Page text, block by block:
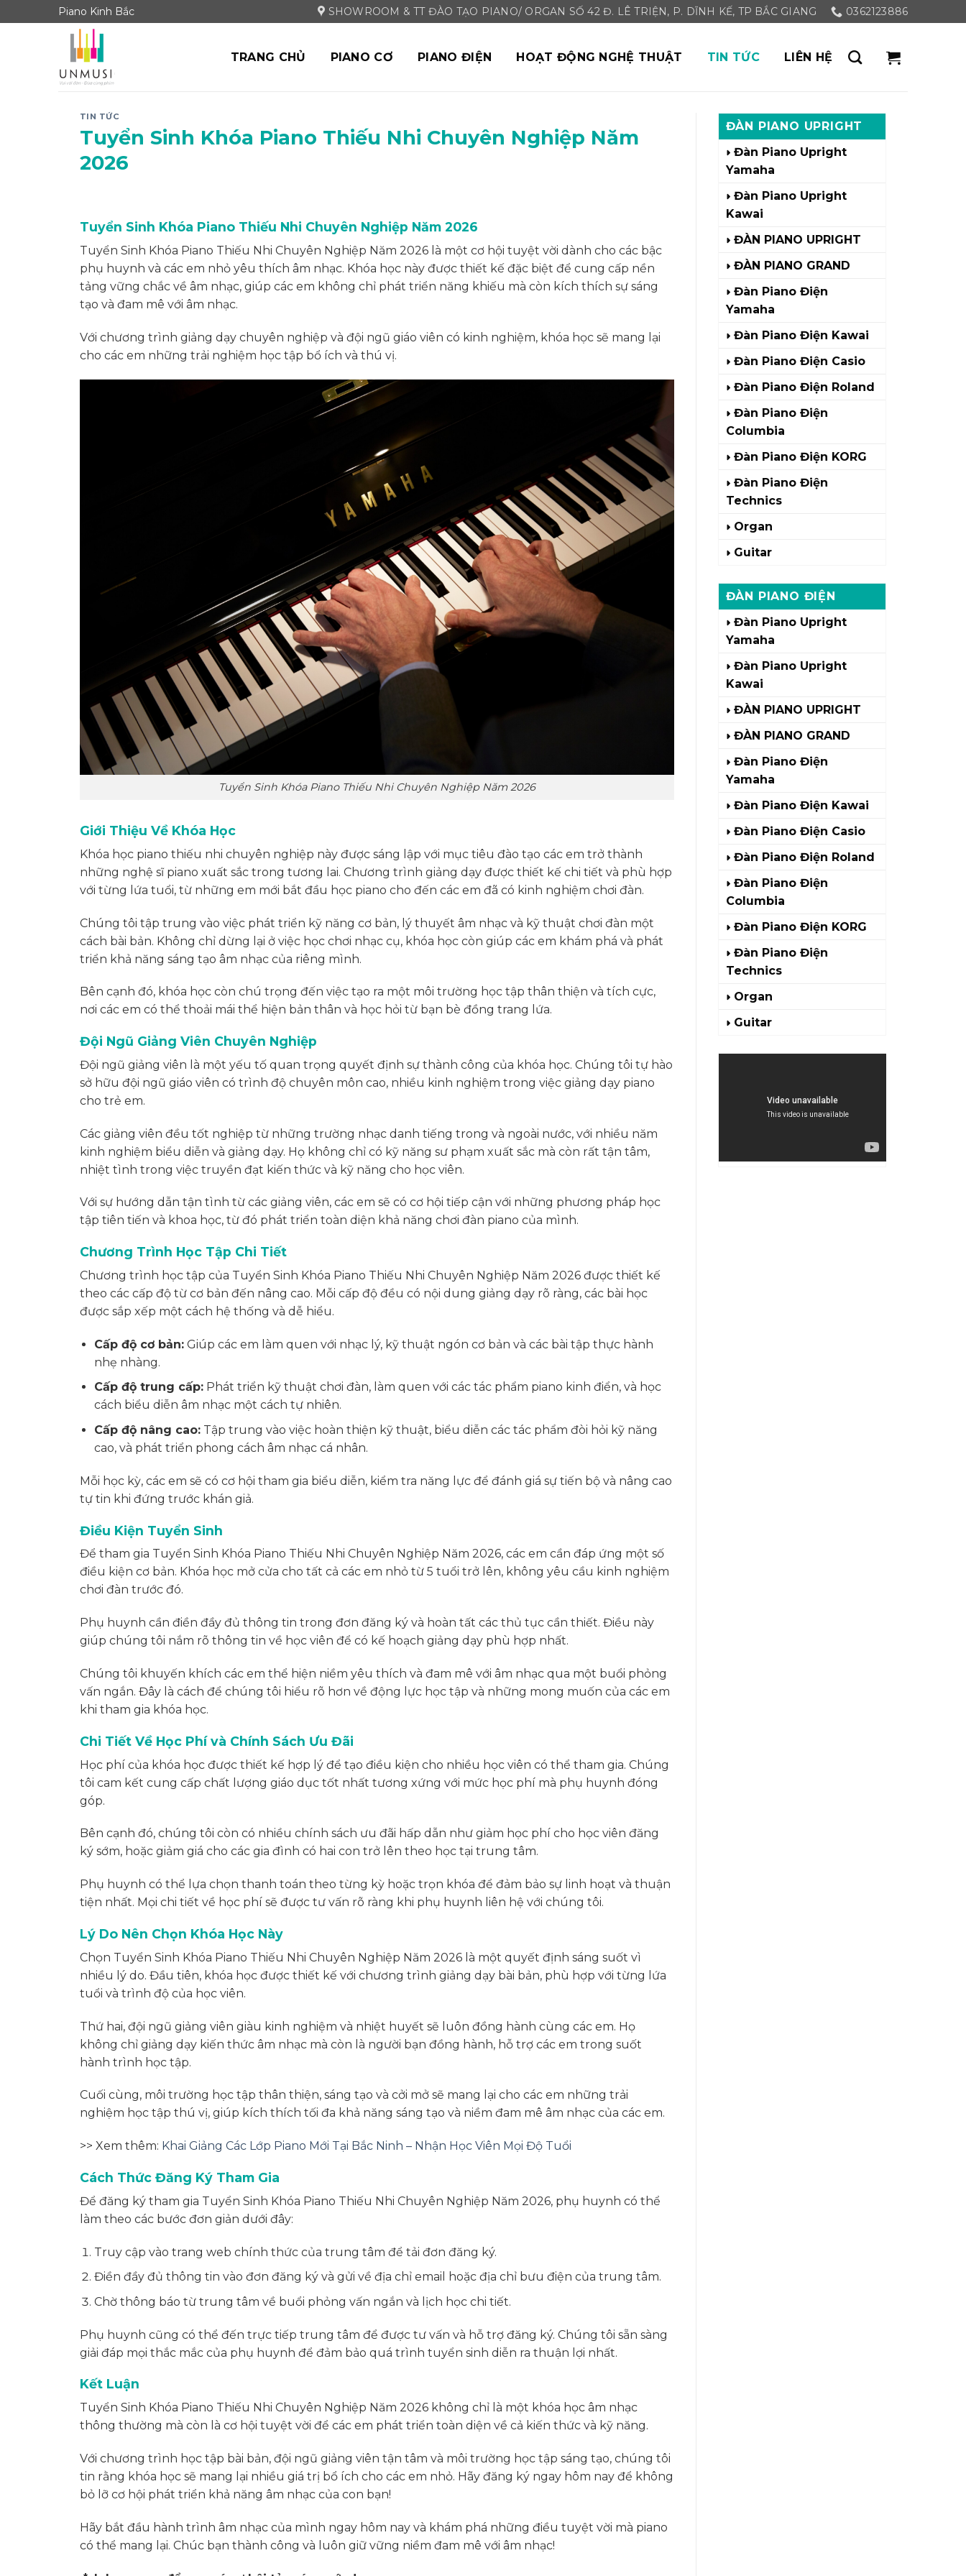
to
Piano Kinh Bắc SHOWROOM & TT ĐÀO TẠO PIANO/ ORGAN SỐ 42 Đ. LÊ TRIỆN, P. DĨNH KẾ, TP BẮC GIANG 0362123886
TRANG CHỦ PIANO CƠ PIANO ĐIỆN HOẠT ĐỘNG NGHỆ THUẬT TIN TỨC LIÊN HỆ
TIN TỨC
Tuyển Sinh Khóa Piano Thiếu Nhi Chuyên Nghiệp Năm
2026
Tuyển Sinh Khóa Piano Thiếu Nhi Chuyên Nghiệp Năm 2026
Tuyển Sinh Khóa Piano Thiếu Nhi Chuyên Nghiệp Năm 2026 là một cơ hội tuyệt vời dành cho các bậc
phụ huynh và các em nhỏ yêu thích âm nhạc. Khóa học này được thiết kế đặc biệt để cung cấp nền
tảng vững chắc về âm nhạc, giúp các em không chỉ phát triển năng khiếu mà còn kích thích sự sáng
tạo và đam mê với âm nhạc.
Với chương trình giảng dạy chuyên nghiệp và đội ngũ giáo viên có kinh nghiệm, khóa học sẽ mang lại
cho các em những trải nghiệm học tập bổ ích và thú vị.
Tuyển Sinh Khóa Piano Thiếu Nhi Chuyên Nghiệp Năm 2026
Giới Thiệu Về Khóa Học
Khóa học piano thiếu nhi chuyên nghiệp này được sáng lập với mục tiêu đào tạo các em trở thành
những nghệ sĩ piano xuất sắc trong tương lai. Chương trình giảng dạy được thiết kế chi tiết và phù hợp
với từng lứa tuổi, từ những em mới bắt đầu học piano cho đến các em đã có kinh nghiệm chơi đàn.
Chúng tôi tập trung vào việc phát triển kỹ năng cơ bản, lý thuyết âm nhạc và kỹ thuật chơi đàn một
cách bài bản. Không chỉ dừng lại ở việc học chơi nhạc cụ, khóa học còn giúp các em khám phá và phát
triển khả năng sáng tạo âm nhạc của riêng mình.
Bên cạnh đó, khóa học còn chú trọng đến việc tạo ra một môi trường học tập thân thiện và tích cực,
nơi các em có thể thoải mái thể hiện bản thân và học hỏi từ bạn bè đồng trang lứa.
Đội Ngũ Giảng Viên Chuyên Nghiệp
Đội ngũ giảng viên là một yếu tố quan trọng quyết định sự thành công của khóa học. Chúng tôi tự hào
sở hữu đội ngũ giáo viên có trình độ chuyên môn cao, nhiều kinh nghiệm trong việc giảng dạy piano
cho trẻ em.
Các giảng viên đều tốt nghiệp từ những trường nhạc danh tiếng trong và ngoài nước, với nhiều năm
kinh nghiệm biểu diễn và giảng dạy. Họ không chỉ có kỹ năng sư phạm xuất sắc mà còn rất tận tâm,
nhiệt tình trong việc truyền đạt kiến thức và kỹ năng cho học viên.
Với sự hướng dẫn tận tình từ các giảng viên, các em sẽ có cơ hội tiếp cận với những phương pháp học
tập tiên tiến và khoa học, từ đó phát triển toàn diện khả năng chơi đàn piano của mình.
Chương Trình Học Tập Chi Tiết
Chương trình học tập của Tuyển Sinh Khóa Piano Thiếu Nhi Chuyên Nghiệp Năm 2026 được thiết kế
theo các cấp độ từ cơ bản đến nâng cao. Mỗi cấp độ đều có nội dung giảng dạy rõ ràng, các bài học
được sắp xếp một cách hệ thống và dễ hiểu.
Cấp độ cơ bản: Giúp các em làm quen với nhạc lý, kỹ thuật ngón cơ bản và các bài tập thực hành
nhẹ nhàng.
Cấp độ trung cấp: Phát triển kỹ thuật chơi đàn, làm quen với các tác phẩm piano kinh điển, và học
cách biểu diễn âm nhạc một cách tự nhiên.
Cấp độ nâng cao: Tập trung vào việc hoàn thiện kỹ thuật, biểu diễn các tác phẩm đòi hỏi kỹ năng
cao, và phát triển phong cách âm nhạc cá nhân.
Mỗi học kỳ, các em sẽ có cơ hội tham gia biểu diễn, kiểm tra năng lực để đánh giá sự tiến bộ và nâng cao
tự tin khi đứng trước khán giả.
Điều Kiện Tuyển Sinh
Để tham gia Tuyển Sinh Khóa Piano Thiếu Nhi Chuyên Nghiệp Năm 2026, các em cần đáp ứng một số
điều kiện cơ bản. Khóa học mở cửa cho tất cả các em nhỏ từ 5 tuổi trở lên, không yêu cầu kinh nghiệm
chơi đàn trước đó.
Phụ huynh cần điền đầy đủ thông tin trong đơn đăng ký và hoàn tất các thủ tục cần thiết. Điều này
giúp chúng tôi nắm rõ thông tin về học viên để có kế hoạch giảng dạy phù hợp nhất.
Chúng tôi khuyến khích các em thể hiện niềm yêu thích và đam mê với âm nhạc qua một buổi phỏng
vấn ngắn. Đây là cách để chúng tôi hiểu rõ hơn về động lực học tập và những mong muốn của các em
khi tham gia khóa học.
Chi Tiết Về Học Phí và Chính Sách Ưu Đãi
Học phí của khóa học được thiết kế hợp lý để tạo điều kiện cho nhiều học viên có thể tham gia. Chúng
tôi cam kết cung cấp chất lượng giáo dục tốt nhất tương xứng với mức học phí mà phụ huynh đóng
góp.
Bên cạnh đó, chúng tôi còn có nhiều chính sách ưu đãi hấp dẫn như giảm học phí cho học viên đăng
ký sớm, hoặc giảm giá cho các gia đình có hai con trở lên theo học tại trung tâm.
Phụ huynh có thể lựa chọn thanh toán theo từng kỳ hoặc trọn khóa để đảm bảo sự linh hoạt và thuận
tiện nhất. Mọi chi tiết về học phí sẽ được tư vấn rõ ràng khi phụ huynh liên hệ với chúng tôi.
Lý Do Nên Chọn Khóa Học Này
Chọn Tuyển Sinh Khóa Piano Thiếu Nhi Chuyên Nghiệp Năm 2026 là một quyết định sáng suốt vì
nhiều lý do. Đầu tiên, khóa học được thiết kế với chương trình giảng dạy bài bản, phù hợp với từng lứa
tuổi và trình độ của học viên.
Thứ hai, đội ngũ giảng viên giàu kinh nghiệm và nhiệt huyết sẽ luôn đồng hành cùng các em. Họ
không chỉ giảng dạy kiến thức âm nhạc mà còn là người bạn đồng hành, hỗ trợ các em trong suốt
hành trình học tập.
Cuối cùng, môi trường học tập thân thiện, sáng tạo và cởi mở sẽ mang lại cho các em những trải
nghiệm học tập thú vị, giúp kích thích tối đa khả năng sáng tạo và niềm đam mê âm nhạc của các em.
>> Xem thêm: Khai Giảng Các Lớp Piano Mới Tại Bắc Ninh – Nhận Học Viên Mọi Độ Tuổi
Cách Thức Đăng Ký Tham Gia
Để đăng ký tham gia Tuyển Sinh Khóa Piano Thiếu Nhi Chuyên Nghiệp Năm 2026, phụ huynh có thể
làm theo các bước đơn giản dưới đây:
Truy cập vào trang web chính thức của trung tâm để tải đơn đăng ký.
Điền đầy đủ thông tin vào đơn đăng ký và gửi về địa chỉ email hoặc địa chỉ bưu điện của trung tâm.
Chờ thông báo từ trung tâm về buổi phỏng vấn ngắn và lịch học chi tiết.
Phụ huynh cũng có thể đến trực tiếp trung tâm để được tư vấn và hỗ trợ đăng ký. Chúng tôi sẵn sàng
giải đáp mọi thắc mắc của phụ huynh để đảm bảo quá trình tuyển sinh diễn ra thuận lợi nhất.
Kết Luận
Tuyển Sinh Khóa Piano Thiếu Nhi Chuyên Nghiệp Năm 2026 không chỉ là một khóa học âm nhạc
thông thường mà còn là cơ hội tuyệt vời để các em phát triển toàn diện về cả kiến thức và kỹ năng.
Với chương trình học tập bài bản, đội ngũ giảng viên tận tâm và môi trường học tập sáng tạo, chúng tôi
tin rằng khóa học sẽ mang lại nhiều giá trị bổ ích cho các em nhỏ. Hãy đăng ký ngay hôm nay để không
bỏ lỡ cơ hội phát triển khả năng âm nhạc của con bạn!
Hãy bắt đầu hành trình âm nhạc của mình ngay hôm nay và khám phá những điều tuyệt vời mà piano
có thể mang lại. Chúc bạn thành công và luôn giữ vững niềm đam mê với âm nhạc!
ĐÀN PIANO UPRIGHT
Đàn Piano Upright
Yamaha
Đàn Piano Upright
Kawai
ĐÀN PIANO UPRIGHT
ĐÀN PIANO GRAND
Đàn Piano Điện
Yamaha
Đàn Piano Điện Kawai
Đàn Piano Điện Casio
Đàn Piano Điện Roland
Đàn Piano Điện
Columbia
Đàn Piano Điện KORG
Đàn Piano Điện
Technics
Organ
Guitar
ĐÀN PIANO ĐIỆN
Đàn Piano Upright
Yamaha
Đàn Piano Upright
Kawai
ĐÀN PIANO UPRIGHT
ĐÀN PIANO GRAND
Đàn Piano Điện
Yamaha
Đàn Piano Điện Kawai
Đàn Piano Điện Casio
Đàn Piano Điện Roland
Đàn Piano Điện
Columbia
Đàn Piano Điện KORG
Đàn Piano Điện
Technics
Organ
Guitar